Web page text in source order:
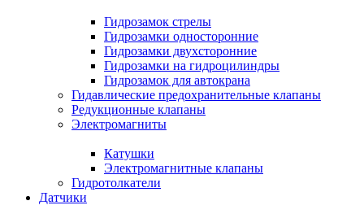
Гидрозамок стрелы
Гидрозамки односторонние
Гидрозамки двухсторонние
Гидрозамки на гидроцилиндры
Гидрозамок для автокрана
Гидавлические предохранительные клапаны
Редукционные клапаны
Электромагниты
Катушки
Электромагнитные клапаны
Гидротолкатели
Датчики